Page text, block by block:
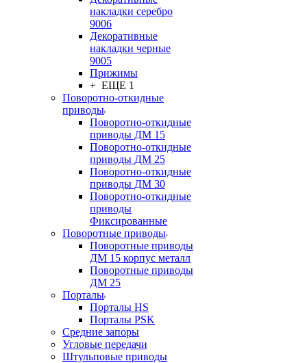
накладки серебро
9006
Декоративные
накладки черные
9005
Прижимы
+ ЕЩЕ 1
Поворотно-откидные
приводы
Поворотно-откидные
приводы ДМ 15
Поворотно-откидные
приводы ДМ 25
Поворотно-откидные
приводы ДМ 30
Поворотно-откидные
приводы
Фиксированные
Поворотные приводы
Поворотные приводы
ДМ 15 корпус металл
Поворотные приводы
ДМ 25
Порталы
Порталы HS
Порталы PSK
Средние запоры
Угловые передачи
Штульповые приводы